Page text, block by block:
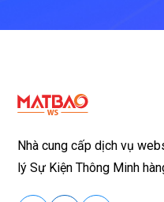
Nhà cung cấp dịch vụ
lý Sự Kiện Thông Minh